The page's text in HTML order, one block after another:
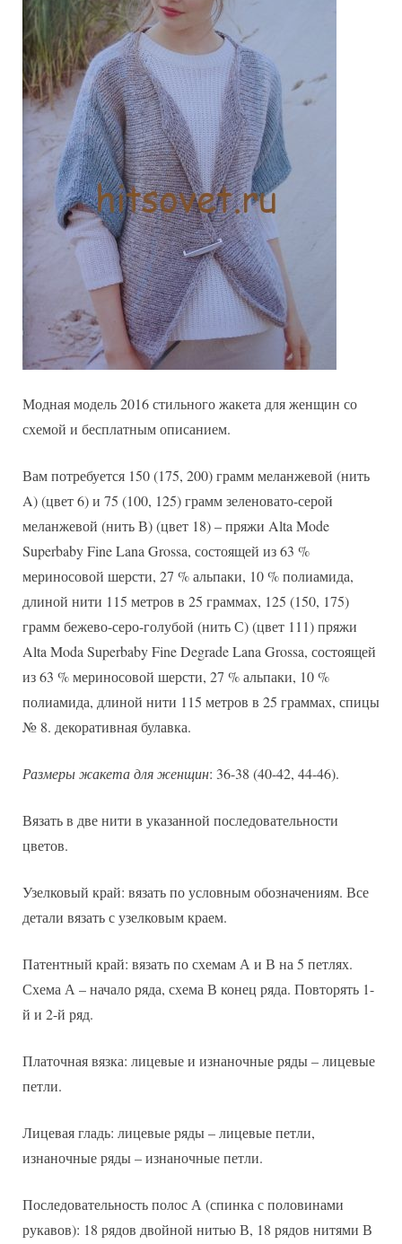
Модная модель 2016 стильного жакета для женщин со
схемой и бесплатным описанием.
Вам потребуется 150 (175, 200) грамм меланжевой (нить
A) (цвет 6) и 75 (100, 125) грамм зеленовато-серой
меланжевой (нить В) (цвет 18) – пряжи Alta Mode
Superbaby Fine Lana Grossa, состоящей из 63 %
мериносовой шерсти, 27 % альпаки, 10 % полиамида,
длиной нити 115 метров в 25 граммах, 125 (150, 175)
грамм бежево-серо-голубой (нить С) (цвет 111) пряжи
Alta Moda Superbaby Fine Degrade Lana Grossa, состоящей
из 63 % мериносовой шерсти, 27 % альпаки, 10 %
полиамида, длиной нити 115 метров в 25 граммах, спицы
№ 8. декоративная булавка.
Размеры жакета для женщин: 36-38 (40-42, 44-46).
Вязать в две нити в указанной последовательности
цветов.
Узелковый край: вязать по условным обозначениям. Все
детали вязать с узелковым краем.
Патентный край: вязать по схемам А и В на 5 петлях.
Схема А – начало ряда, схема В конец ряда. Повторять 1-
й и 2-й ряд.
Платочная вязка: лицевые и изнаночные ряды – лицевые
петли.
Лицевая гладь: лицевые ряды – лицевые петли,
изнаночные ряды – изнаночные петли.
Последовательность полос А (спинка с половинами
рукавов): 18 рядов двойной нитью В, 18 рядов нитями В